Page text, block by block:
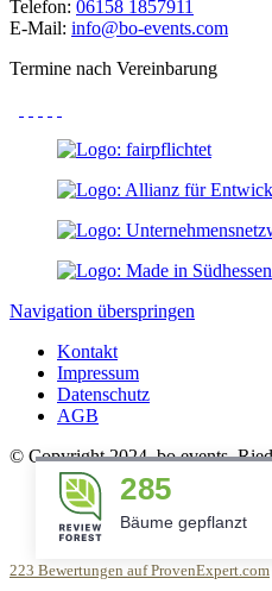
Telefon: 06158 1857911
E-Mail: info@bo-events.com
Termine nach Vereinbarung
Navigation überspringen
Kontakt
Impressum
Datenschutz
AGB
© Copyright 2024, bo events,
Back to Top
223 Bewertungen auf ProvenExpert.com
285
Bäume gepflanzt